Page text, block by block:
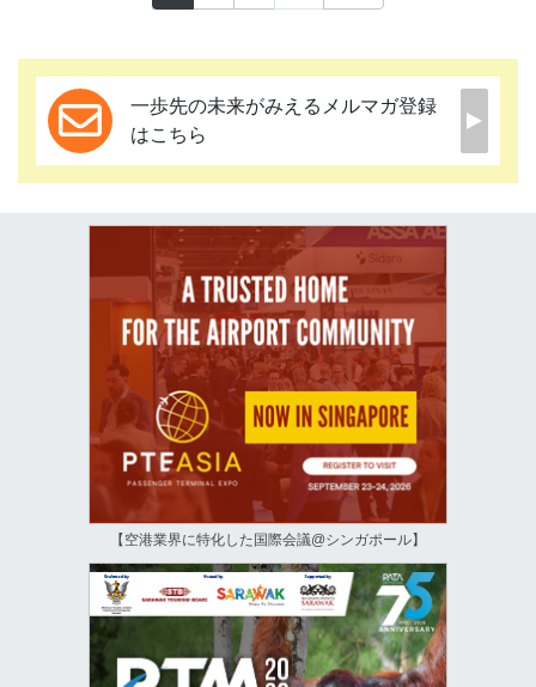
一歩先の未来がみえるメルマガ登録
はこちら
【空港業界に特化した国際会議@シンガポール】